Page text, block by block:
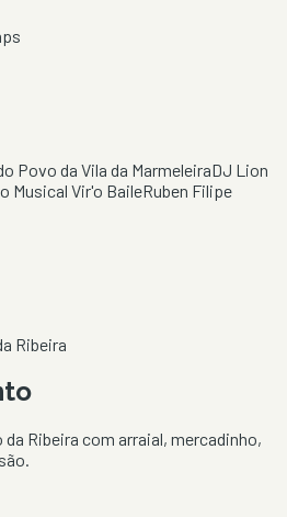
Povo da Vila da MarmeleiraDJ Lion
Musical Vir'o BaileRuben Filipe
Ribeira
Ribeira com arraial, mercadinho,